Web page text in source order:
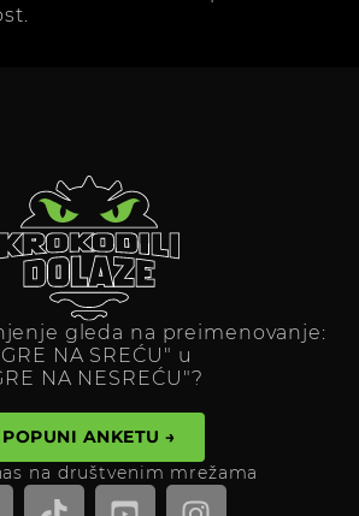
gleda na preimenovanje:
NA SREĆU" u
NA NESREĆU"?
POPUNI ANKETU →
na društvenim mrežama